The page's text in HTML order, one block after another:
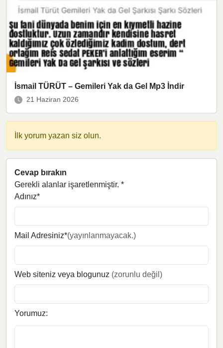
İsmail TÜRÜT – Gemileri Yak da Gel Mp3 İndir
21 Haziran 2026
İlk yorum yazan siz olun.
Cevap bırakın
Gerekli alanlar işaretlenmiştir. *
Adınız*
Mail Adresiniz*(yayınlanmayacak.)
Web siteniz veya blogunuz (zorunlu değil)
Yorumuz: